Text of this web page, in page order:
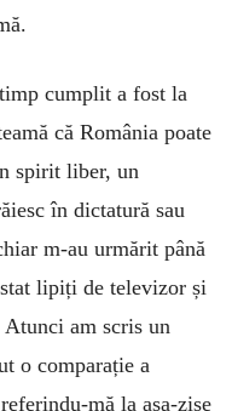
cumplit a fost la
că România poate
spirit liber, un
în dictatură sau
m-au urmărit până
lipiți de televizor și
am scris un
o comparație a
mă la așa-zise